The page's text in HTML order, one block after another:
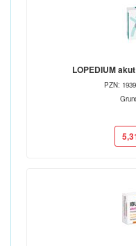
LOPEDIUM
PZN: